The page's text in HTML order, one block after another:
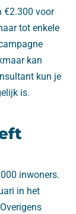
€2.300 voor
tot enkele
kan
kun je
is.
inwoners.
in het